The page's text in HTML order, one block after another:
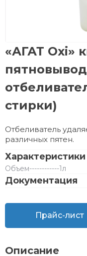
«АГАТ Oxi»
стирки)
Отбеливатель
различных пятен.
Характеристики
Объем------------1л
Документация
Прайс-лист
Описание